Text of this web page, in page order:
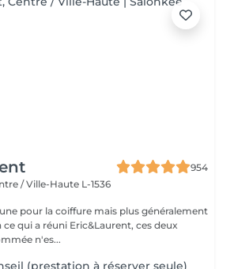
954
/ Ville-Haute L-1536
pour la coiffure mais plus généralement
qui a réuni Eric&Laurent, ces deux
n'es...
(prestation à réserver seule)